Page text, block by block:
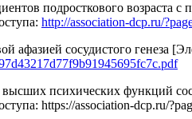
подросткового возраста
http://association-dcp.ru/
афазией сосудистого генеза
психических функций
https://association-dcp.ru/